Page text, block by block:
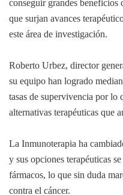
conseguir grandes beneficios
que surjan avances
este área de investigación.
Roberto Urbez, director
su equipo han logrado
tasas de supervivencia por lo
alternativas terapéuticas que
La Inmunoterapia ha
y sus opciones terapéuticas
fármacos, lo que sin duda
contra el cáncer.